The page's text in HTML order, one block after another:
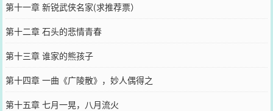
第十一章 新锐武侠名家(求推荐票）
第十二章 石头的悲情青春
第十三章 谁家的熊孩子
第十四章 一曲《广陵散》，妙人偶得之
第十五章 七月一晃，八月流火